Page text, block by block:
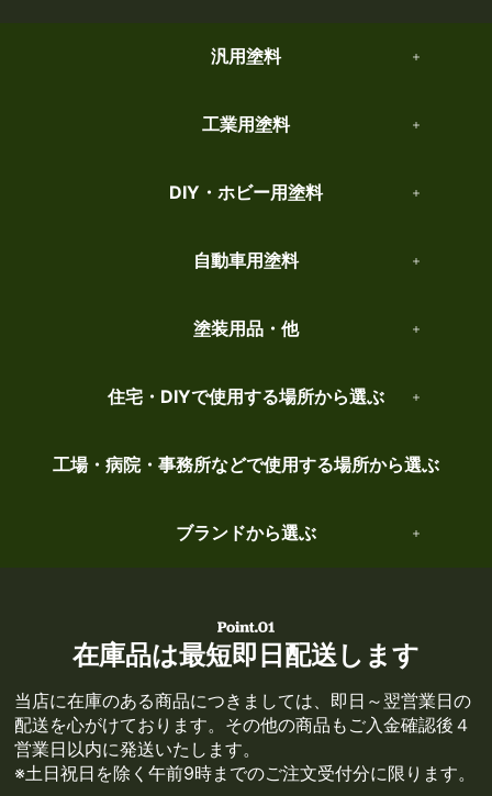
汎用塗料
工業用塗料
DIY・ホビー用塗料
自動車用塗料
塗装用品・他
住宅・DIYで使用する場所から選ぶ
工場・病院・事務所などで使用する場所から選ぶ
ブランドから選ぶ
在庫品は最短即日配送します
当店に在庫のある商品につきましては、即日～翌営業日の
配送を心がけております。その他の商品もご入金確認後４
営業日以内に発送いたします。
※土日祝日を除く午前9時までのご注文受付分に限ります。